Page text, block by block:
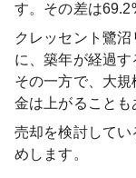
す。その差は
クレッセント鷺沼
に、築年が経過す
その一方で、大
金は上がることも
売却を検討して
めします。